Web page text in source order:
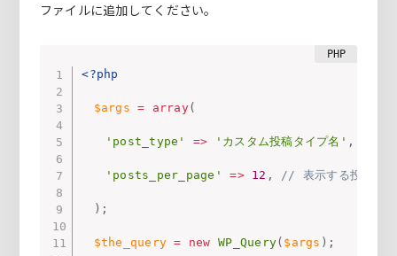
ファイルに追加してください。
<?php
$args = array(
'post_type' => 'カスタム投稿タイプ名' ,
'posts_per_page' => 12 , // 表示する投稿数
) ;
$the_query = new WP_Query( $args ) ;